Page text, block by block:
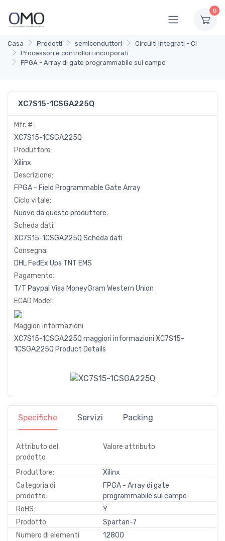
0
Casa Prodotti semiconduttori
Circuiti integrati - CI
Processori e controllori incorporati
FPGA - Array di gate programmabile sul campo
XC7S15-1CSGA225Q
Mfr. #:
XC7S15-1CSGA225Q
Produttore:
Xilinx
Descrizione:
FPGA - Field Programmable Gate Array
Ciclo vitale:
Nuovo da questo produttore.
Scheda dati:
XC7S15-1CSGA225Q Scheda dati
Consegna:
DHL FedEx Ups TNT EMS
Pagamento:
T/T Paypal Visa MoneyGram Western Union
ECAD Model:
Maggiori informazioni:
XC7S15-1CSGA225Q maggiori informazioni XC7S15-
1CSGA225Q Product Details
Specifiche Servizi Packing
Attributo del
prodotto
Valore attributo
Produttore:
Xilinx
Categoria di
prodotto:
FPGA - Array di gate
programmabile sul campo
RoHS:
Y
Prodotto:
Spartan-7
Numero di elementi
12800